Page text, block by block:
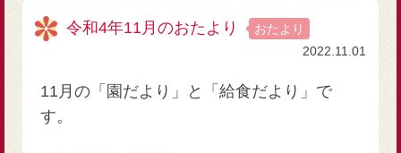
令和4年11月のおたより
おたより
2022.11.01
11月の「園だより」と「給食だより」で
す。